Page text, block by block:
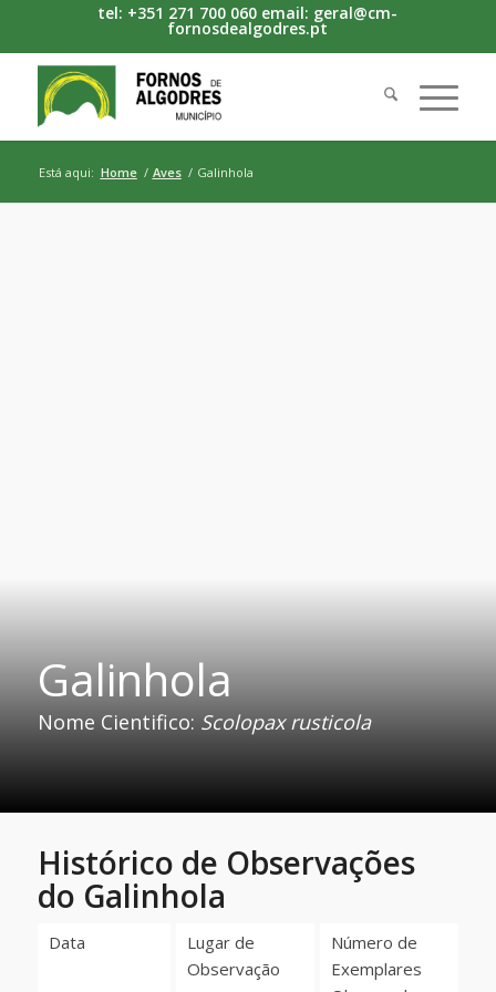
tel: +351 271 700 060 email: geral@cm-
fornosdealgodres.pt
Está aqui: Home / Aves / Galinhola
Galinhola
Nome Cientifico: Scolopax rusticola
Histórico de Observações
do Galinhola
Data
Lugar de
Observação
Número de
Exemplares